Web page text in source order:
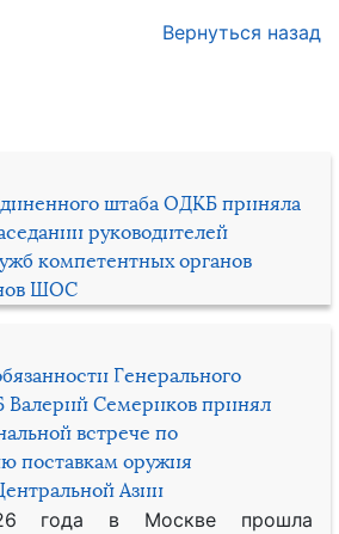
штаба ОДКБ приняла
руководителей
компетентных органов
ШОС
Генерального
Валерий Семериков принял
встрече по
поставкам оружия
Азии
года в Москве прошла
Вернуться назад